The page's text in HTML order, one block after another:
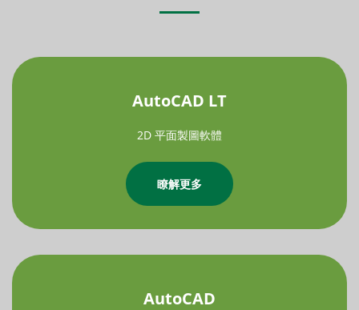
AutoCAD LT
2D 平面製圖軟體
瞭解更多
AutoCAD